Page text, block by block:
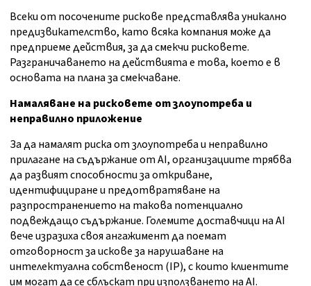
Всеки от посочените рискове представлява уникално
предизвикателство, като всяка компания може да
предприеме действия, за да смекчи рисковете.
Разграничаването на действията е това, което е в
основата на плана за смекчаване.
Намаляване на рисковете от злоупотреба и
неправилно приложение
За да намалят риска от злоупотреба и неправилно
прилагане на съдържание от AI, организациите трябва
да развият способности за откриване,
идентифициране и предотвратяване на
разпространението на такова потенциално
подвеждащо съдържание. Големите доставчици на AI
вече изразиха своя ангажимент да поемат
отговорност за искове за нарушаване на
интелектуална собственост (IP), с които клиентите
им могат да се сблъскат при използването на AI.